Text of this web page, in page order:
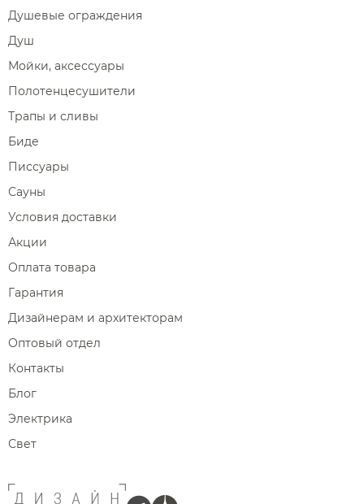
Душевые ограждения
Душ
Мойки, аксессуары
Полотенцесушители
Трапы и сливы
Биде
Писсуары
Сауны
Условия доставки
Акции
Оплата товара
Гарантия
Дизайнерам и архитекторам
Оптовый отдел
Контакты
Блог
Электрика
Свет